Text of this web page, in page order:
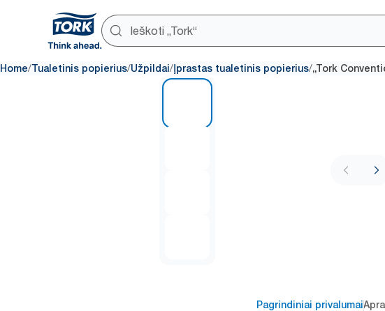
Home/Tualetinis popierius/Užpildai/ Įprastas tualetinis popierius/„Tork
Pagrindiniai privalumai